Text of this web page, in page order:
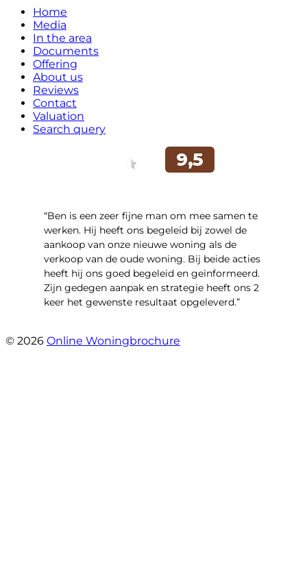
Home
Media
In the area
Documents
Offering
About us
Reviews
Contact
Valuation
Search query
“Ben is een zeer fijne man om mee samen te
werken. Hij heeft ons begeleid bij zowel de
aankoop van onze nieuwe woning als de
verkoop van de oude woning. Bij beide acties
heeft hij ons goed begeleid en geïnformeerd.
Zijn gedegen aanpak en strategie heeft ons 2
keer het gewenste resultaat opgeleverd.”
© 2026 Online Woningbrochure